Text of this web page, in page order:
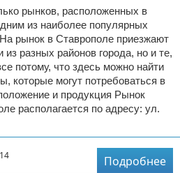
рынков, расположенных в
из наиболее популярных
рынок в Ставрополе приезжают
разных районов города, но и те,
потому, что здесь можно найти
которые могут потребоваться в
и продукция Рынок
располагается по адресу: ул.
Подробнее